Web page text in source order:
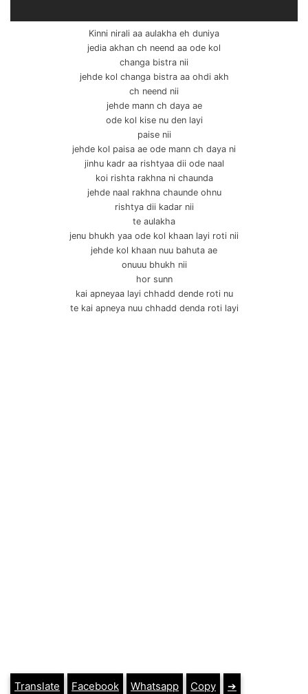
Kinni nirali aa aulakha eh duniya
jedia akhan ch neend aa ode kol
changa bistra nii
jehde kol changa bistra aa ohdi akh
ch neend nii
jehde mann ch daya ae
ode kol kise nu den layi
paise nii
jehde kol paisa ae ode mann ch daya ni
jinhu kadr aa rishtyaa dii ode naal
koi rishta rakhna ni chaunda
jehde naal rakhna chaunde ohnu
rishtya dii kadar nii
te aulakha
jenu bhukh yaa ode kol khaan layi roti nii
jehde kol khaan nuu bahuta ae
onuuu bhukh nii
hor sunn
kai apneyaa layi chhadd dende roti nu
te kai apneya nuu chhadd denda roti layi
Translate Facebook Whatsapp Copy ➔